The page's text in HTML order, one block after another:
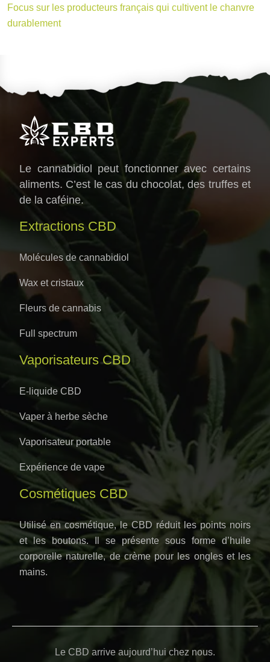
Focus sur les producteurs français qui cultivent le chanvre
durablement
Le cannabidiol peut fonctionner avec certains
aliments. C’est le cas du chocolat, des truffes et
de la caféine.
Extractions CBD
Molécules de cannabidiol
Wax et cristaux
Fleurs de cannabis
Full spectrum
Vaporisateurs CBD
E-liquide CBD
Vaper à herbe sèche
Vaporisateur portable
Expérience de vape
Cosmétiques CBD
Utilisé en cosmétique, le CBD réduit les points noirs
et les boutons. Il se présente sous forme d’huile
corporelle naturelle, de crème pour les ongles et les
mains.
Le CBD arrive aujourd’hui chez nous.